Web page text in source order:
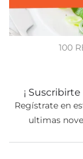
100
¡
Regístrate en
ultimas